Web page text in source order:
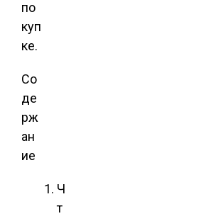
по
куп
ке.
Со
де
рж
ан
ие
Ч
т